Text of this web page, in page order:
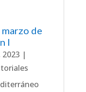
de
I
2023 |